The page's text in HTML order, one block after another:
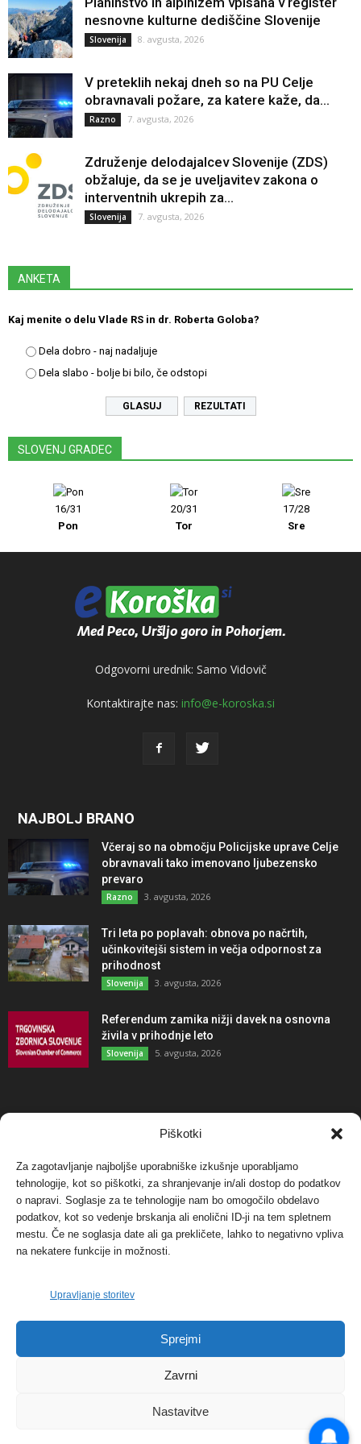
Piškotki
Za zagotavljanje najboljše uporabniške izkušnje uporabljamo
tehnologije, kot so piškotki, za shranjevanje in/ali dostop do podatkov
o napravi. Soglasje za te tehnologije nam bo omogočilo obdelavo
podatkov, kot so vedenje brskanja ali enolični ID-ji na tem spletnem
mestu. Če ne soglasja date ali ga prekličete, lahko to negativno vpliva
na nekatere funkcije in možnosti.
Upravljanje storitev
Sprejmi
Zavrni
Nastavitve
nesnovne kulturne dediščine Slovenije
Slovenija 8. avgusta, 2026
V preteklih nekaj dneh so na PU Celje
obravnavali požare, za katere kaže, da...
Razno 7. avgusta, 2026
Združenje delodajalcev Slovenije (ZDS)
obžaluje, da se je uveljavitev zakona o
interventnih ukrepih za...
Slovenija 7. avgusta, 2026
ANKETA
Kaj menite o delu Vlade RS in dr. Roberta Goloba?
Dela dobro - naj nadaljuje
Dela slabo - bolje bi bilo, če odstopi
REZULTATI
SLOVENJ GRADEC
16/31
Pon
20/31
Tor
17/28
Sre
Odgovorni urednik: Samo Vidovič
Kontaktirajte nas: info@e-koroska.si
NAJBOLJ BRANO
Včeraj so na območju Policijske uprave Celje
obravnavali tako imenovano ljubezensko
prevaro
Razno 3. avgusta, 2026
Tri leta po poplavah: obnova po načrtih,
učinkovitejši sistem in večja odpornost za
prihodnost
Slovenija 3. avgusta, 2026
Referendum zamika nižji davek na osnovna
živila v prihodnje leto
Slovenija 5. avgusta, 2026
NAJBOLJ KOMENTIRANO
Protest proti vetrnim elektrarnam na Ojstrici, v
svetu pa vedno bolj...
Dogodki 12. maja, 2017
Tožilstvo v Celovcu v korist elektrarnam
Verbund
FOTO: Razstava cvetličarskega mojstra Andreja
Dogodki 27. novembra, 2017